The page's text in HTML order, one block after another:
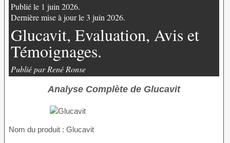
Publié le 1 juin 2026.
Dernière mise à jour le 3 juin 2026.
Glucavit, Evaluation, Avis et
Témoignages.
Publié par René Ronse
Analyse Complète de Glucavit
Nom du produit : Glucavit